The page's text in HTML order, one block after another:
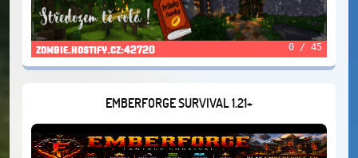
zombie.hostify.cz:42720 0 / 45
EMBERFORGE SURVIVAL 1.21+